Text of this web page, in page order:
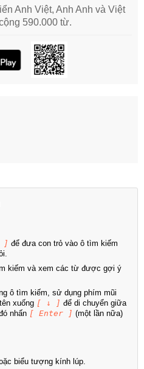
Anh Việt, Anh Anh và Việt
590.000 từ.
] để đưa con trỏ vào ô tìm kiếm
kiếm và xem các từ được gợi ý
ô tìm kiếm, sử dụng phím mũi
xuống [ ↓ ] để di chuyển giữa
nhấn [ Enter ] (một lần nữa)
biểu tượng kính lúp.